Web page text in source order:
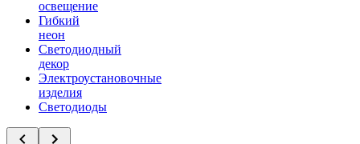
освещение
Гибкий
неон
Светодиодный
декор
Электроустановочные
изделия
Светодиоды